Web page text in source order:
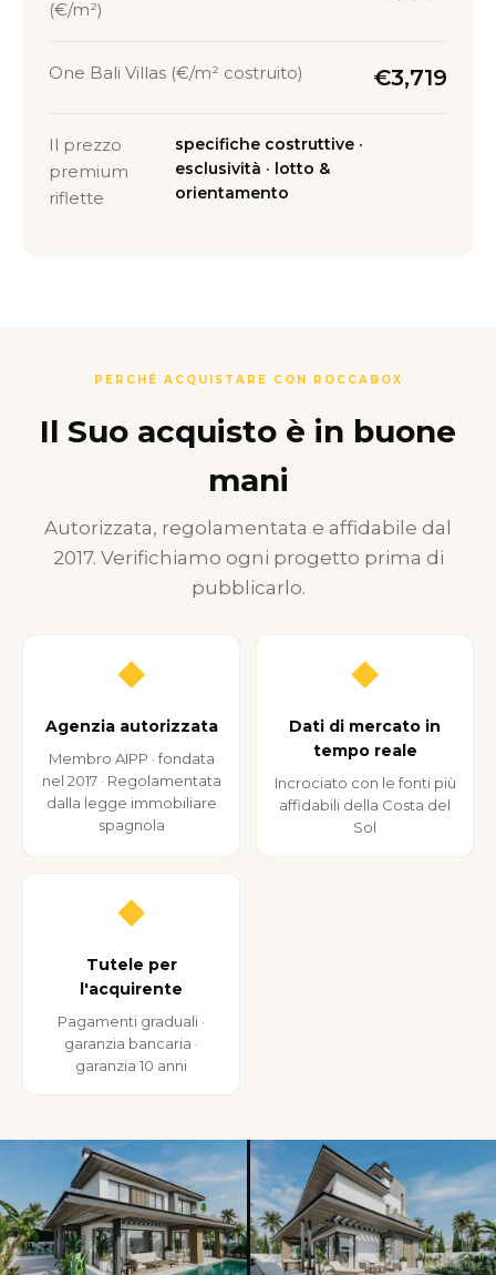
(€/m²)
One Bali Villas (€/m² costruito) €3,719
Il prezzo
premium
riflette
specifiche costruttive ·
esclusività · lotto &
orientamento
PERCHÉ ACQUISTARE CON ROCCABOX
Il Suo acquisto è in buone
mani
Autorizzata, regolamentata e affidabile dal
2017. Verifichiamo ogni progetto prima di
pubblicarlo.
◆
Agenzia autorizzata
Membro AIPP · fondata
nel 2017 · Regolamentata
dalla legge immobiliare
spagnola
◆
Dati di mercato in
tempo reale
Incrociato con le fonti più
affidabili della Costa del
Sol
◆
Tutele per
l'acquirente
Pagamenti graduali ·
garanzia bancaria ·
garanzia 10 anni